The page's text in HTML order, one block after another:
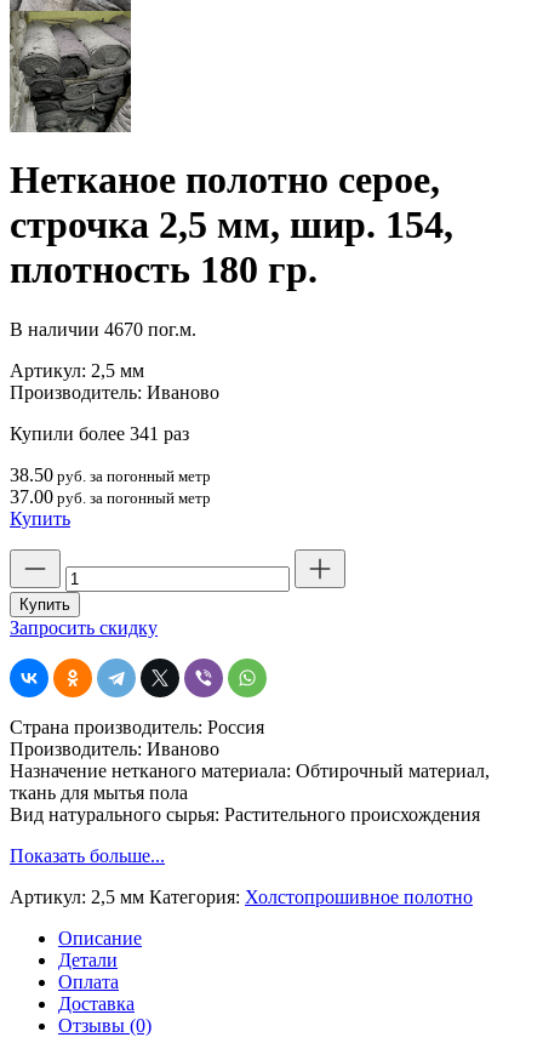
Нетканое полотно серое,
строчка 2,5 мм, шир. 154,
плотность 180 гр.
В наличии 4670 пог.м.
Артикул: 2,5 мм
Производитель: Иваново
Купили более 341 раз
38.50 руб. за погонный метр
37.00 руб. за погонный метр
Купить
товара
Нетканое
полотно
строчка
2,5
шир.
154,
плотность
180
гр.
Купить
Запросить скидку
Страна производитель: Россия
Производитель: Иваново
Назначение нетканого материала: Обтирочный материал,
ткань для мытья пола
Вид натурального сырья: Растительного происхождения
Показать больше...
Артикул: 2,5 мм Категория: Холстопрошивное полотно
Описание
Детали
Оплата
Доставка
Отзывы (0)